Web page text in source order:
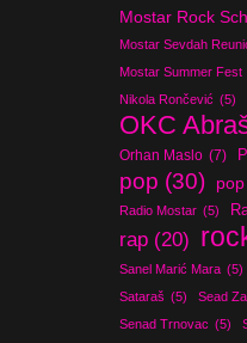
Mostar Rock
Mostar Sevdah
Mostar Summer Fest
Nikola Rončević (5)
OKC
Orhan Maslo (7)
pop (30)
Radio Mostar (5)
rap (20)
Sanel Marić Mara (5)
Sataraš (5) Sead
Senad Trnovac (5)